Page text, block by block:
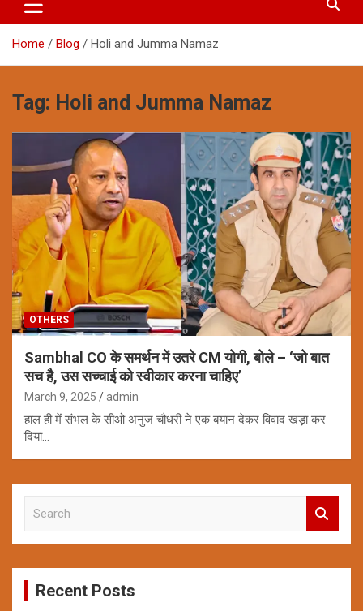
Home Blog Holi and Jumma Namaz
Tag: Holi and Jumma Namaz
OTHERS
Sambhal CO के समर्थन में उतरे CM योगी, बोले – ‘जो बात
सच है, उस सच्चाई को स्वीकार करना चाहिए’
March 9, 2025 admin
हाल ही में संभल के सीओ अनुज चौधरी ने एक बयान देकर विवाद खड़ा कर
दिया…
c
Recent Posts